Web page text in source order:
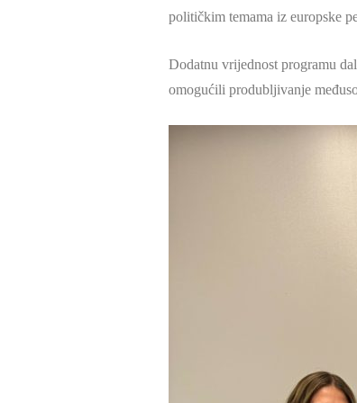
političkim temama iz europske
Dodatnu vrijednost programu
omogućili produbljivanje